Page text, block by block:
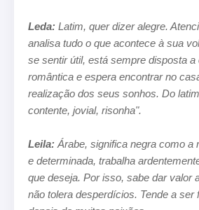
Leda: Latim, quer dizer alegre.
analisa tudo o que acontece à sua
se sentir útil, está sempre disposta a
romântica e espera encontrar no
realização dos seus sonhos. Do
contente, jovial, risonha".
Leila: Árabe, significa negra como a
e determinada, trabalha
que deseja. Porisso, sabe dar valor
não tolera desperdícios. Tende a ser